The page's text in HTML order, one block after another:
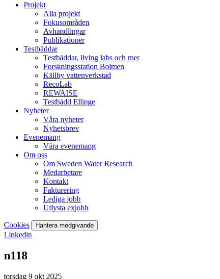
Projekt
Alla projekt
Fokusområden
Avhandlingar
Publikationer
Testbäddar
Testbäddar, living labs och mer
Forskningsstation Bolmen
Källby vattenverkstad
RecoLab
REWAISE
Testbädd Ellinge
Nyheter
Våra nyheter
Nyhetsbrev
Evenemang
Våra evenemang
Om oss
Om Sweden Water Research
Medarbetare
Kontakt
Fakturering
Lediga jobb
Utlysta exjobb
Cookies Hantera medgivande
Linkedin
n118
torsdag 9 okt 2025